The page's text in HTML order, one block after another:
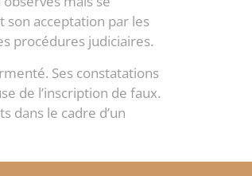
acceptation par les
procédures judiciaires.
Ses constatations
de l’inscription de faux.
dans le cadre d’un